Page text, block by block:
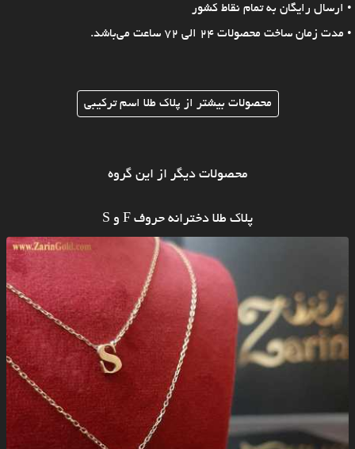
• ارسال رایگان به تمام نقاط کشور
• مدت زمان ساخت محصولات 24 الی 72 ساعت می‌باشد.
محصولات بیشتر از پلاک طلا اسم ترکیبی
محصولات دیگر از این گروه
پلاک طلا دخترانه حروف F و S